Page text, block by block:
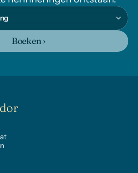
Boeken ›